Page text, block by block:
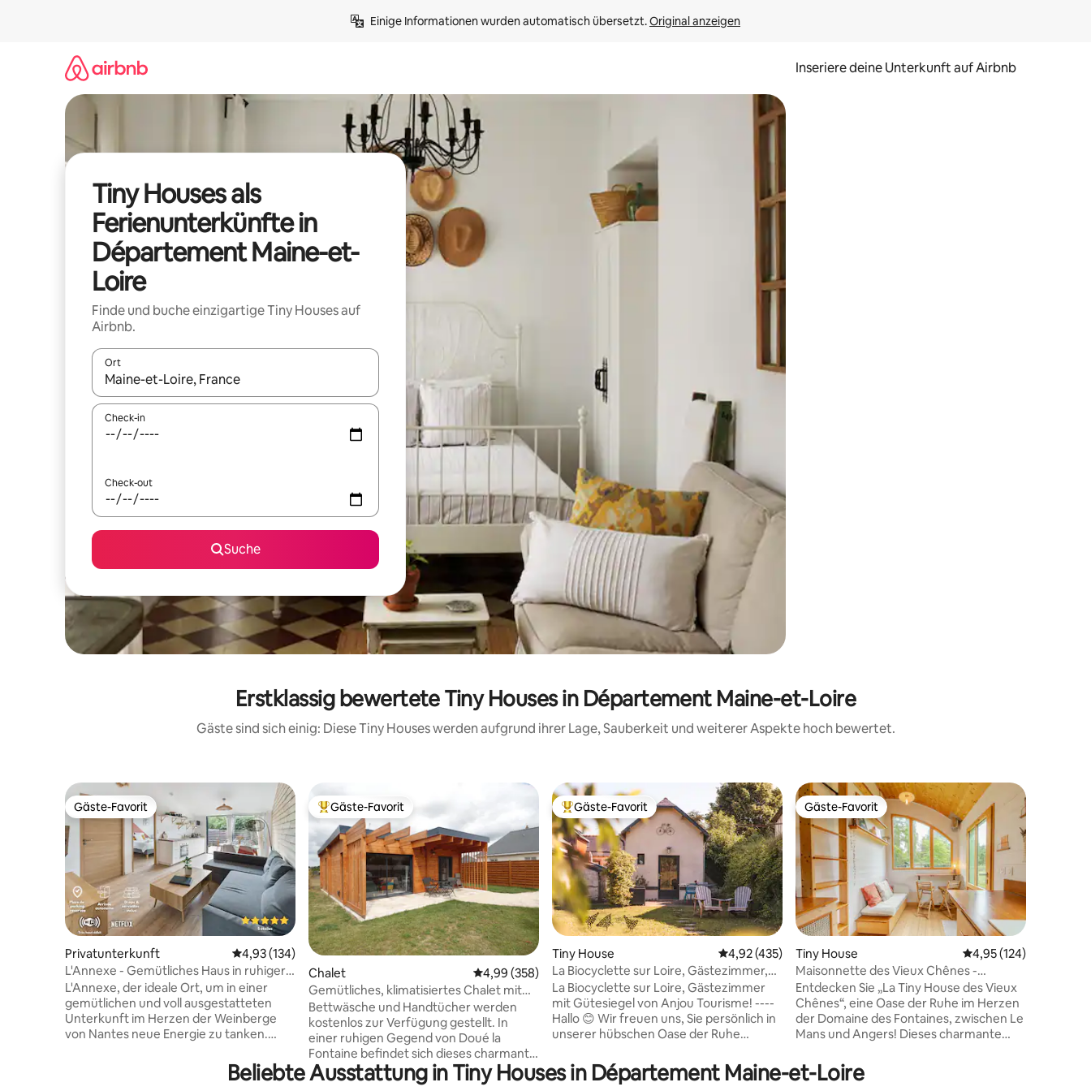
Einige Informationen wurden automatisch übersetzt. Original anzeigen
Inseriere deine Unterkunft auf Airbnb
Tiny Houses als
Ferienunterkünfte in
Département Maine-et-
Loire
Finde und buche einzigartige Tiny Houses auf
Airbnb.
Ort
Wenn Ergebnisse verfügbar sind, navigiere mit den Pfeiltasten nach oben und unten oder erkunde die Ergebnisse durch Berühren oder Wischgesten.
Check-in
Check-out
Suche
Erstklassig bewertete Tiny Houses in Département Maine-et-Loire
Gäste sind sich einig: Diese Tiny Houses werden aufgrund ihrer Lage, Sauberkeit und weiterer Aspekte hoch bewertet.
Gäste-Favorit
Gäste-Favorit
Privatunterkunft Durchschnittliche Bewertung: 4,93 von 5, 134 Bewertungen
4,93 (134)
L'Annexe - Gemütliches Haus in ruhiger
Lage mit Garten
L'Annexe, der ideale Ort, um in einer
gemütlichen und voll ausgestatteten
Unterkunft im Herzen der Weinberge
von Nantes neue Energie zu tanken.
genießen Sie die raffinierte Dekoration
dieser neuen Unterkunft, genießen Sie
Beliebter Gäste-Favorit.
Gäste-Favorit
Chalet Durchschnittliche Bewertung: 4,99 von 5, 358 Bewertungen
4,99 (358)
Gemütliches, klimatisiertes Chalet mit
Parkplatz und Internet
Bettwäsche und Handtücher werden
kostenlos zur Verfügung gestellt. In
einer ruhigen Gegend von Doué la
Fontaine befindet sich dieses charmante
Chalet am Ende des Gartens der
Eigentümer, mit völliger Unabhängigkeit
Beliebter Gäste-Favorit.
Gäste-Favorit
Tiny House Durchschnittliche Bewertung: 4,92 von 5, 435 Bewertungen
4,92 (435)
La Biocyclette sur Loire, Gästezimmer,
Aperitif gratis
La Biocyclette sur Loire, Gästezimmer
mit Gütesiegel von Anjou Tourisme! ----
Hallo 😊 Wir freuen uns, Sie persönlich in
unserer hübschen Oase der Ruhe
vor Mensch und Natur unsere
Überzeugung ist! ☀️Ventilator und
Gäste-Favorit
Gäste-Favorit
Tiny House Durchschnittliche
4,95 (124)
Maisonnette des Vieux Chênes -
Naturunterkunft
Entdecken Sie „La Tiny House des Vieux
Chênes“, eine Oase der Ruhe im Herzen
der Domaine des Fontaines, zwischen Le
Mans und Angers! Dieses charmante
Erlebnis in der Nähe der Natur, auf einer
Lichtung, umgeben von alten Eichen, am
Beliebte Ausstattung in Tiny Houses in Département Maine-et-Loire